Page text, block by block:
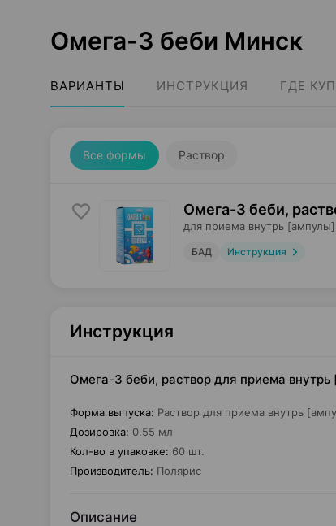
Омега-3 беби Минск
ВАРИАНТЫ ИНСТРУКЦИЯ ГДЕ
Все формы Раствор
Омега-3 беби,
для приема внутрь [ампулы],
БАД Инструкция
Инструкция
Омега-3 беби, раствор для приема
Форма выпуска: Раствор для приема внутрь
Дозировка: 0.55 мл
Кол-во в упаковке: 60 шт.
Производитель: Полярис
Описание